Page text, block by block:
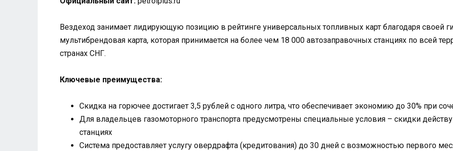
Вездеход занимает лидирующую позицию в рейтинге универсальных топливных карт благодаря своей
мультибрендовая карта, которая принимается на более чем 18 000 автозаправочных станциях по всей
странах СНГ.
Ключевые преимущества:
Скидка на горючее достигает 3,5 рублей с одного литра, что обеспечивает экономию до 30% при
Для владельцев газомоторного транспорта предусмотрены специальные условия – скидки
станциях
Система предоставляет услугу овердрафта (кредитования) до 30 дней с возможностью первого